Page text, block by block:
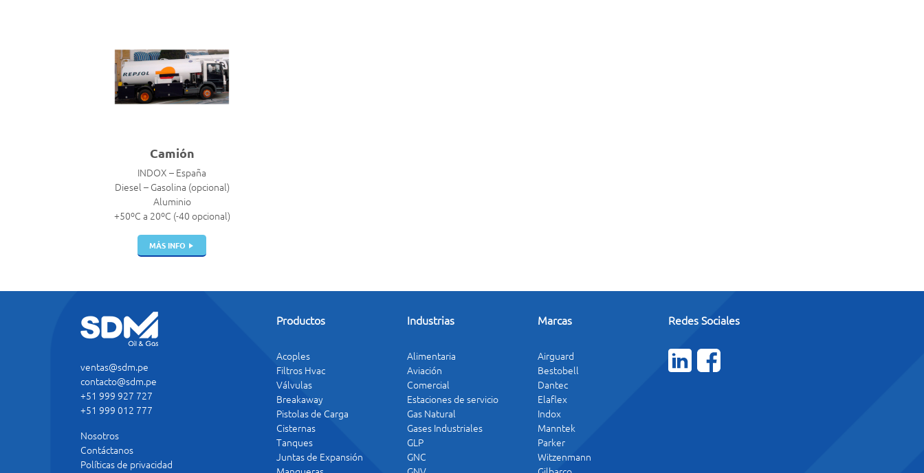
Camión
INDOX – España
Diesel – Gasolina (opcional)
Aluminio
+50ºC a 20ºC (-40 opcional)
MÁS INFO
ventas@sdm.pe
contacto@sdm.pe
+51 999 927 727
+51 999 012 777
Nosotros
Contáctanos
Políticas de privacidad
Productos
Acoples
Filtros Hvac
Válvulas
Breakaway
Pistolas de Carga
Cisternas
Tanques
Juntas de Expansión
Industrias
Alimentaria
Aviación
Comercial
Estaciones de servicio
Gas Natural
Gases Industriales
GLP
GNC
Marcas
Airguard
Bestobell
Dantec
Elaflex
Indox
Manntek
Parker
Witzenmann
Redes Sociales